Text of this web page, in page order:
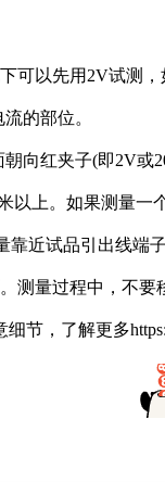
以先用2V试测，
的部位。
红夹子(即2V或
上。如果测量一
近试品引出线端
量过程中，不要
，了解更多